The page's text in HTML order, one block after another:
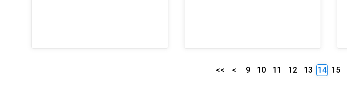
<< < 9 10 11 12 13 14 15